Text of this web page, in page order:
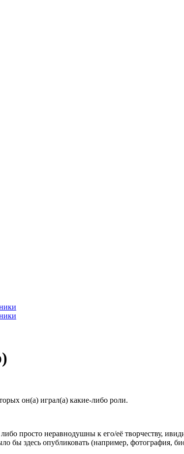
он(а) играл(а) какие-либо роли.
просто неравнодушны к его/её творчеству,
бы здесь опубликовать (например, фотография,